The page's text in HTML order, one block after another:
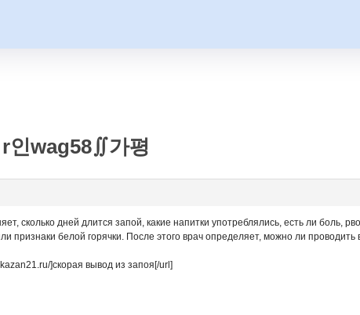
인wag58∬가평
сколько дней длится запой, какие напитки употреблялись, есть ли боль,
признаки белой горячки. После этого врач определяет, можно ли
]скорая вывод из запоя[/url]